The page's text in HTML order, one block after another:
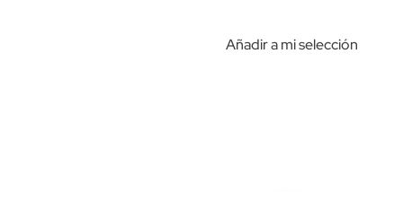
Añadir a mi selección